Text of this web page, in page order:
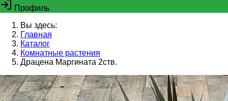
Профиль
Вы здесь:
Главная
Каталог
Комнатные растения
Драцена Маргината 2ств.